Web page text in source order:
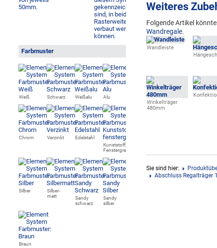
Farbmuster
Weiß Schwarz Weißalu Alu
Chrom Verzinkt
Edelstahl
Kunststoff,
Fenstergrau
Silber
Silber-
matt
Sandy
schwarz
Sandy
silber
Braun
Weiteres
Folgende Artikel
Wandregale.
Wandleiste
Winkelträger
480mm
Sie sind hier:
Abschluss Regalträger